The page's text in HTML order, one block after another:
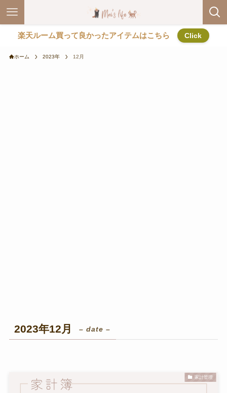
楽天ルーム買って良かったアイテムはこちら Click
ホーム 2023年 12月
2023年12月 – date –
家計管理